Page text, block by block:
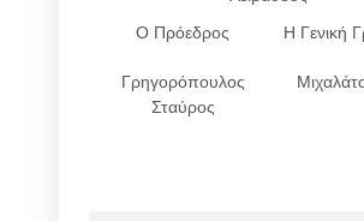
Ο Πρόεδρος
Η Γενική
Γρηγορόπουλος
Σταύρος